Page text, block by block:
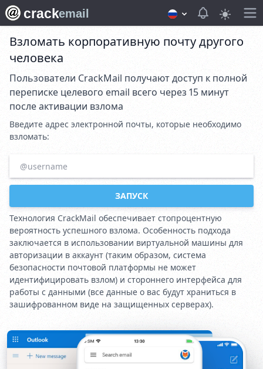
crackemail View
Взломать корпоративную почту другого
человека
Пользователи CrackMail получают доступ к полной
переписке целевого email всего через 15 минут
после активации взлома
Введите адрес электронной почты, которые необходимо
взломать:
ЗАПУСК
Технология CrackMail обеспечивает стопроцентную
вероятность успешного взлома. Особенность подхода
заключается в использовании виртуальной машины для
авторизации в аккаунт (таким образом, система
безопасности почтовой платформы не может
идентифицировать взлом) и стороннего интерфейса для
работы с данными (все данные о вас будут храниться в
зашифрованном виде на защищенных серверах).